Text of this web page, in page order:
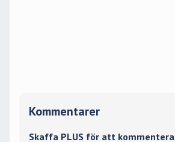
Kommentarer
Skaffa PLUS för att kommentera